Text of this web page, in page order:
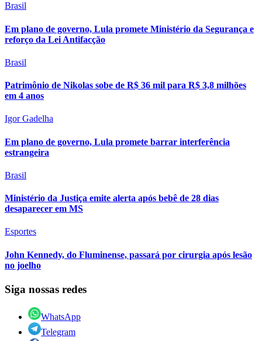
Brasil
Em plano de governo, Lula promete Ministério da Segurança e
reforço da Lei Antifacção
Brasil
Patrimônio de Nikolas sobe de R$ 36 mil para R$ 3,8 milhões
em 4 anos
Igor Gadelha
Em plano de governo, Lula promete barrar interferência
estrangeira
Brasil
Ministério da Justiça emite alerta após bebê de 28 dias
desaparecer em MS
Esportes
John Kennedy, do Fluminense, passará por cirurgia após lesão
no joelho
Siga nossas redes
WhatsApp
Telegram